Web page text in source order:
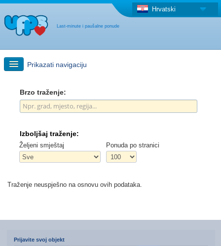
Last-minute i paušalne ponude
Hrvatski
Prikazati navigaciju
Brzo traženje
"Last Minute"ponuda + Paušalna ponuda
Brzo traženje:
Izboljšaj traženje:
Željeni smještaj Ponuda po stranici
Traženje neuspješno na osnovu ovih podataka.
Prijavite svoj objekt